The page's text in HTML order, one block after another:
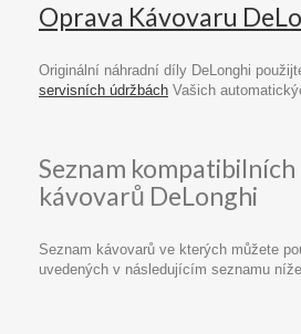
Oprava Kávovaru
Originální náhradní díly DeLonghi
servisních údržbách Vašich
Seznam
kávovarů DeLonghi
Seznam kávovarů ve kterých můžete
uvedených v následujícím seznamu